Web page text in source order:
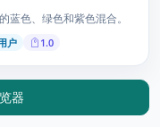
蓝色、绿色和紫色混合。
户 1.0
器